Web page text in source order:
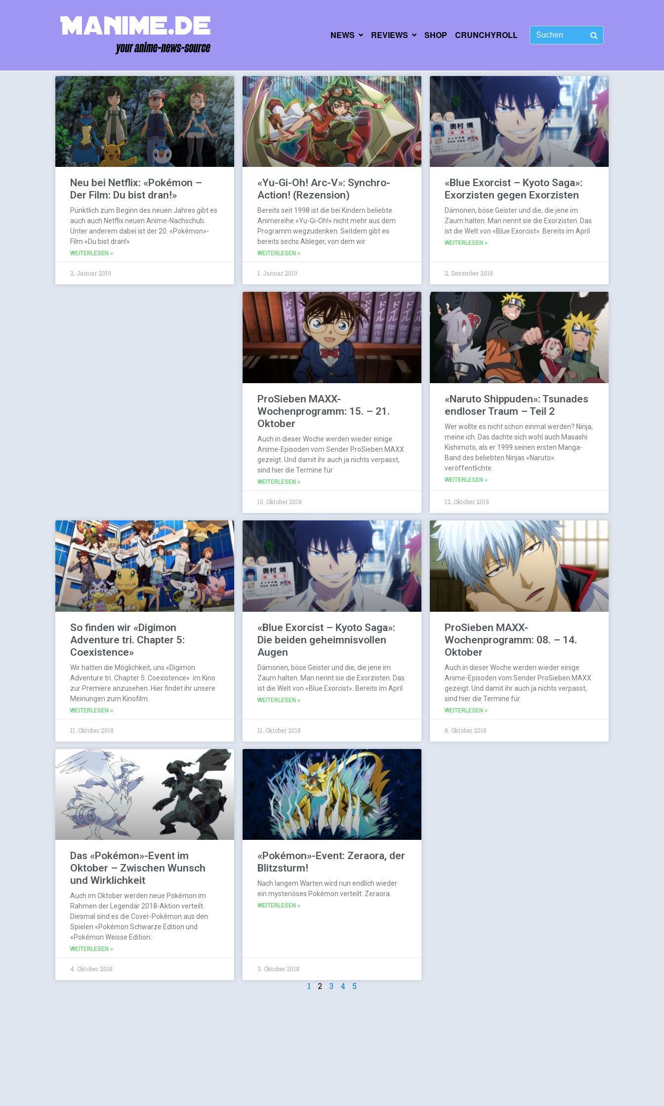
NEWS REVIEWS SHOP CRUNCHYROLL
Neu bei Netflix: «Pokémon –
Der Film: Du bist dran!»
Pünktlich zum Beginn des neuen Jahres gibt es
auch auch Netflix neuen Anime-Nachschub.
Unter anderem dabei ist der 20. «Pokémon»-
Film «Du bist dran!»
WEITERLESEN »
2. Januar 2019
«Yu-Gi-Oh! Arc-V»: Synchro-
Action! (Rezension)
Bereits seit 1998 ist die bei Kindern beliebte
Animereihe «Yu-Gi-Oh!» nicht mehr aus dem
Programm wegzudenken. Seitdem gibt es
bereits sechs Ableger, von dem wir
WEITERLESEN »
1. Januar 2019
«Blue Exorcist – Kyoto Saga»:
Exorzisten gegen Exorzisten
Dämonen, böse Geister und die, die jene im
Zaum halten. Man nennt sie die Exorzisten. Das
ist die Welt von «Blue Exorcist». Bereits im April
WEITERLESEN »
2. Dezember 2018
ProSieben MAXX-
Wochenprogramm: 15. – 21.
Oktober
Auch in dieser Woche werden wieder einige
Anime-Episoden vom Sender ProSieben MAXX
gezeigt. Und damit ihr auch ja nichts verpasst,
sind hier die Termine für
WEITERLESEN »
15. Oktober 2018
«Naruto Shippuden»: Tsunades
endloser Traum – Teil 2
Wer wollte es nicht schon einmal werden? Ninja,
meine ich. Das dachte sich wohl auch Masashi
Kishimoto, als er 1999 seinen ersten Manga-
Band des beliebten Ninjas «Naruto»
veröffentlichte.
WEITERLESEN »
12. Oktober 2018
So finden wir «Digimon
Adventure tri. Chapter 5:
Coexistence»
Wir hatten die Möglichkeit, uns «Digimon
Adventure tri. Chapter 5: Coexistence» im Kino
zur Premiere anzusehen. Hier findet ihr unsere
Meinungen zum Kinofilm.
WEITERLESEN »
11. Oktober 2018
«Blue Exorcist – Kyoto Saga»:
Die beiden geheimnisvollen
Augen
Dämonen, böse Geister und die, die jene im
Zaum halten. Man nennt sie die Exorzisten. Das
ist die Welt von «Blue Exorcist». Bereits im April
WEITERLESEN »
11. Oktober 2018
ProSieben MAXX-
Wochenprogramm: 08. – 14.
Oktober
Auch in dieser Woche werden wieder einige
Anime-Episoden vom Sender ProSieben MAXX
gezeigt. Und damit ihr auch ja nichts verpasst,
sind hier die Termine für
WEITERLESEN »
8. Oktober 2018
Das «Pokémon»-Event im
Oktober – Zwischen Wunsch
und Wirklichkeit
Auch im Oktober werden neue Pokémon im
Rahmen der Legendär 2018-Aktion verteilt.
Diesmal sind es die Cover-Pokémon aus den
Spielen «Pokémon Schwarze Edition und
«Pokémon Weisse Edition:
WEITERLESEN »
4. Oktober 2018
«Pokémon»-Event: Zeraora, der
Blitzsturm!
Nach langem Warten wird nun endlich wieder
ein mysteriöses Pokémon verteilt: Zeraora.
WEITERLESEN »
3. Oktober 2018
1 2 3 4 5